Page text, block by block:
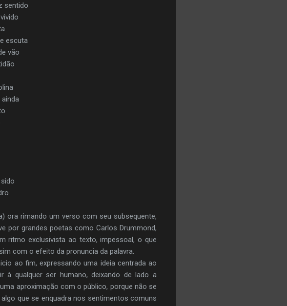
sentido
escuta
vão
ora rimando um verso com seu subsequente,
por grandes poetas como Carlos Drummond,
ritmo exclusivista ao texto, impessoal, o que
com o efeito da pronuncia da palavra.
ao fim, expressando uma ideia centrada ao
à qualquer ser humano, deixando de lado a
aproximação com o público, porque não se
que se enquadra nos sentimentos comuns